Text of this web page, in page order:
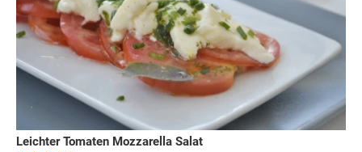
Leichter Tomaten Mozzarella Salat